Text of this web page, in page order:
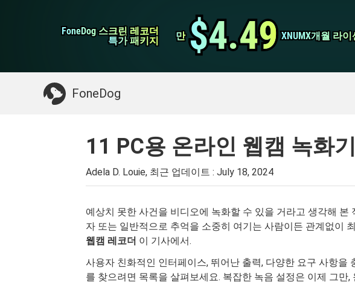
FoneDog 스크린 레코더
FoneDog 스크린 레코더
특가 패키지
특가 패키지 만
만 $4.49
$4.49 XNUMX개월 라
XNUMX개월 라
FoneDog
iPhone 클리너
필요한 것 : Mac 정리
11 PC용 온라인 웹캠 녹화
Adela D. Louie, 최근 업데이트 : July 18, 2024
예상치 못한 사건을 비디오에 녹화할 수 있을 거라고 생각해 본
자 또는 일반적으로 추억을 소중히 여기는 사람이든 관계없이
웹캠 레코더 이 기사에서.
사용자 친화적인 인터페이스, 뛰어난 출력, 다양한 요구 사항을
를 찾으려면 목록을 살펴보세요. 복잡한 녹음 설정은 이제 그만